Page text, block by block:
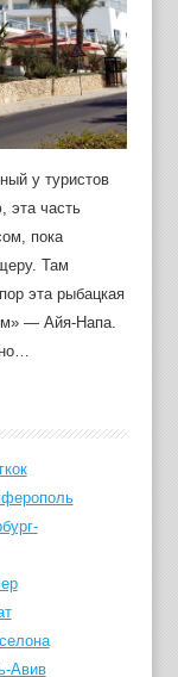
у туристов
эта часть
пока
Там
эта рыбацкая
— Айя-Напа.
Авив